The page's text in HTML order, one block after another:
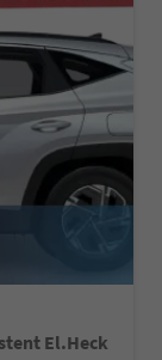
El.Heck